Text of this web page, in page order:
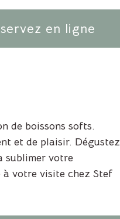
en ligne
de boissons softs.
et de plaisir. Dégustez
sublimer votre
à votre visite chez Stef